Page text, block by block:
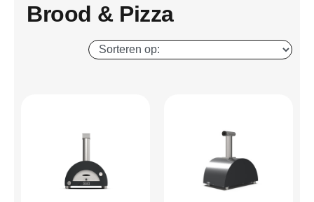
Brood & Pizza